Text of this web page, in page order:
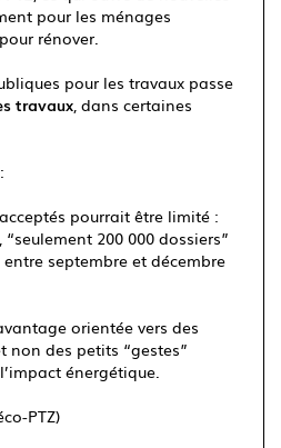
pour les ménages
rénover.
pour les travaux passe
travaux, dans certaines
:
pourrait être limité :
200 000 dossiers”
septembre et décembre
orientée vers des
non des petits “gestes”
énergétique.
PTZ)